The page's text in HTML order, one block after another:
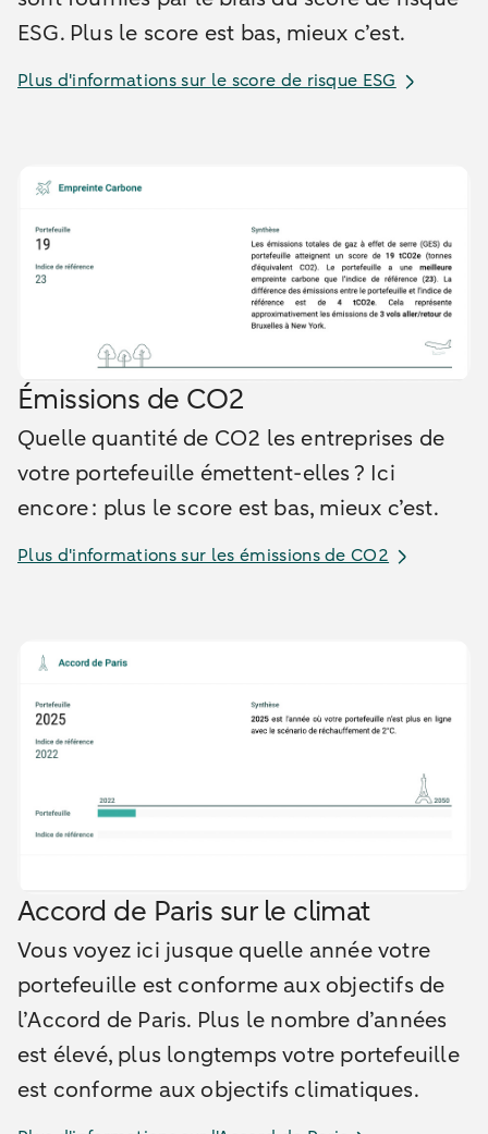
ESG. Plus le score est bas, mieux c’est.
Plus d'informations sur le score de risque ESG
Émissions de CO2
Quelle quantité de CO2 les entreprises de
votre portefeuille émettent-elles ? Ici
encore : plus le score est bas, mieux c’est.
Plus d'informations sur les émissions de CO2
Accord de Paris sur le climat
Vous voyez ici jusque quelle année votre
portefeuille est conforme aux objectifs de
l’Accord de Paris. Plus le nombre d’années
est élevé, plus longtemps votre portefeuille
est conforme aux objectifs climatiques.